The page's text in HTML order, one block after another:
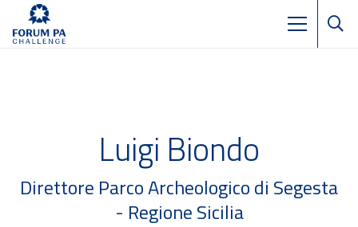
Luigi Biondo
Direttore Parco Archeologico di Segesta
- Regione Sicilia